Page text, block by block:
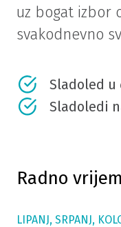
uz bogat izbor
svakodnevno
Sladoled u
Sladoledi
Radno
LIPANJ, SRPANJ,